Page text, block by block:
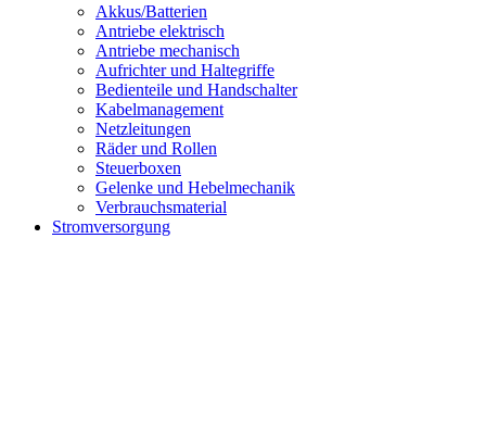
Akkus/Batterien
Antriebe elektrisch
Antriebe mechanisch
Aufrichter und Haltegriffe
Bedienteile und Handschalter
Kabelmanagement
Netzleitungen
Räder und Rollen
Steuerboxen
Gelenke und Hebelmechanik
Verbrauchsmaterial
Stromversorgung